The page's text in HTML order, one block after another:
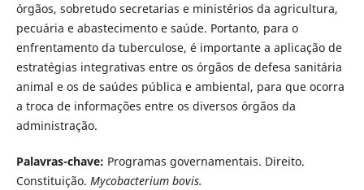
órgãos, sobretudo secretarias e ministérios da agricultura,
pecuária e abastecimento e saúde. Portanto, para o
enfrentamento da tuberculose, é importante a aplicação de
estratégias integrativas entre os órgãos de defesa sanitária
animal e os de saúdes pública e ambiental, para que ocorra
a troca de informações entre os diversos órgãos da
administração.
Palavras-chave: Programas governamentais. Direito.
Constituição. Mycobacterium bovis.